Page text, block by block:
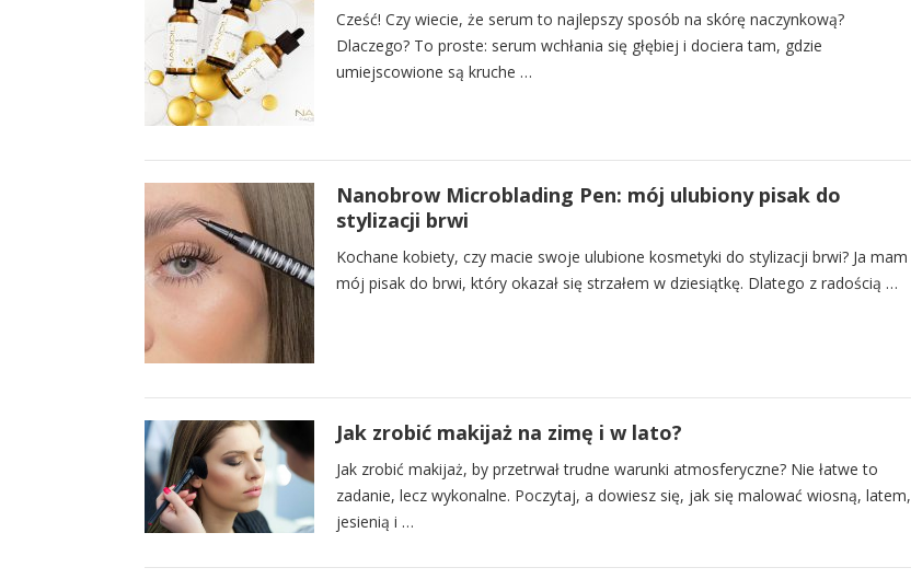
Cześć! Czy wiecie, że serum to najlepszy sposób na skórę naczynkową?
Dlaczego? To proste: serum wchłania się głębiej i dociera tam, gdzie
umiejscowione są kruche …
Nanobrow Microblading Pen: mój ulubiony pisak do
stylizacji brwi
Kochane kobiety, czy macie swoje ulubione kosmetyki do stylizacji brwi? Ja mam
mój pisak do brwi, który okazał się strzałem w dziesiątkę. Dlatego z radością …
Jak zrobić makijaż na zimę i w lato?
Jak zrobić makijaż, by przetrwał trudne warunki atmosferyczne? Nie łatwe to
zadanie, lecz wykonalne. Poczytaj, a dowiesz się, jak się malować wiosną, latem,
jesienią i …